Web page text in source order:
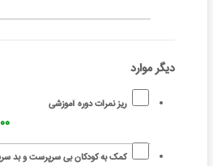
دیگر موارد
ریز نمرات دوره آموزشی
کمک به کودکان بی سرپرست و بد